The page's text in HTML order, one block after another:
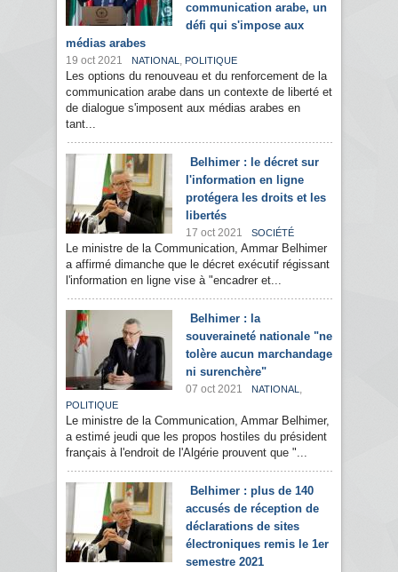
communication arabe, un
défi qui s'impose aux
médias arabes
19 oct 2021 NATIONAL , POLITIQUE
Les options du renouveau et du renforcement de la
communication arabe dans un contexte de liberté et
de dialogue s'imposent aux médias arabes en
tant...
Belhimer : le décret sur
l'information en ligne
protégera les droits et les
libertés
17 oct 2021 SOCIÉTÉ
Le ministre de la Communication, Ammar Belhimer
a affirmé dimanche que le décret exécutif régissant
l'information en ligne vise à "encadrer et...
Belhimer : la
souveraineté nationale "ne
tolère aucun marchandage
ni surenchère"
07 oct 2021 NATIONAL ,
POLITIQUE
Le ministre de la Communication, Ammar Belhimer,
a estimé jeudi que les propos hostiles du président
français à l'endroit de l'Algérie prouvent que "...
Belhimer : plus de 140
accusés de réception de
déclarations de sites
électroniques remis le 1er
semestre 2021